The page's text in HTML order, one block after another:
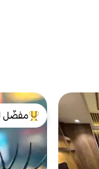
من أبرز
مفضّل